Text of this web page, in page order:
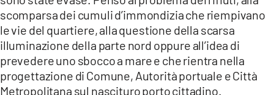
ANDROID
APPLE
scomparsa dei cumuli d’immondizia che riempivano
le vie del quartiere, alla questione della scarsa
illuminazione della parte nord oppure all’idea di
prevedere uno sbocco a mare e che rientra nella
progettazione di Comune, Autorità portuale e Città
Metropolitana sul nascituro porto cittadino.